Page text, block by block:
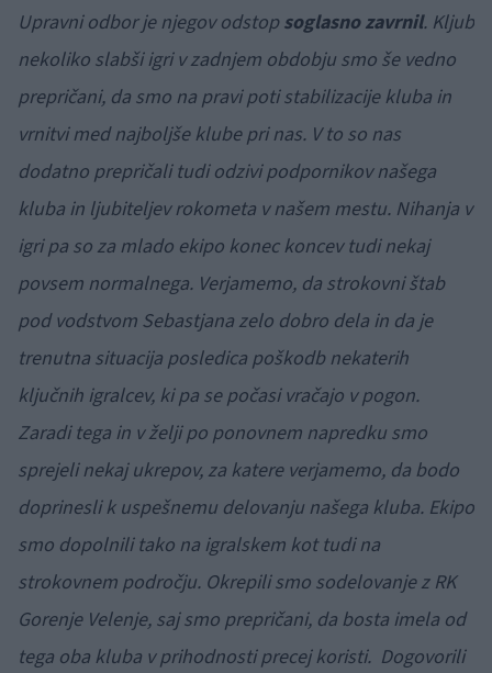
Upravni odbor je njegov odstopsoglasno zavrnil. Kljub
nekoliko slabši igri v zadnjem obdobju smo še vedno
prepričani, da smo na pravi poti stabilizacije kluba in
vrnitvi med najboljše klube pri nas. V to so nas
dodatno prepričali tudi odzivi podpornikov našega
kluba in ljubiteljev rokometa v našem mestu. Nihanja v
igri pa so za mlado ekipo konec koncev tudi nekaj
povsem normalnega. Verjamemo, da strokovni štab
pod vodstvom Sebastjana zelo dobro dela in da je
trenutna situacija posledica poškodb nekaterih
ključnih igralcev, ki pa se počasi vračajo v pogon.
Zaradi tega in v želji po ponovnem napredku smo
sprejeli nekaj ukrepov, za katere verjamemo, da bodo
doprinesli k uspešnemu delovanju našega kluba. Ekipo
smo dopolnili tako na igralskem kot tudi na
strokovnem področju. Okrepili smo sodelovanje z RK
Gorenje Velenje, saj smo prepričani, da bosta imela od
tega oba kluba v prihodnosti precej koristi. Dogovorili